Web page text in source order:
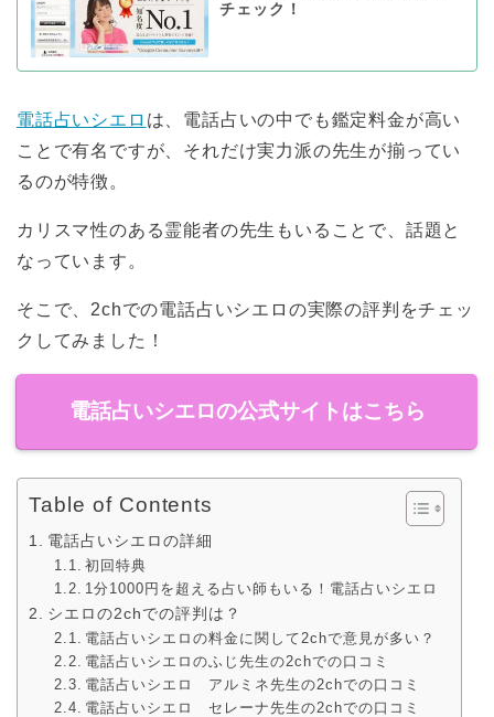
チェック！
電話占いシエロ は、電話占いの中でも鑑定料金が高い
ことで有名ですが、それだけ実力派の先生が揃ってい
るのが特徴。
カリスマ性のある霊能者の先生もいることで、話題と
なっています。
そこで、2chでの電話占いシエロの実際の評判をチェッ
クしてみました！
電話占いシエロの公式サイトはこちら
Table of Contents
電話占いシエロの詳細
初回特典
1分1000円を超える占い師もいる！電話占いシエロ
シエロの2chでの評判は？
電話占いシエロの料金に関して2chで意見が多い？
電話占いシエロのふじ先生の2chでの口コミ
電話占いシエロ アルミネ先生の2chでの口コミ
電話占いシエロ セレーナ先生の2chでの口コミ